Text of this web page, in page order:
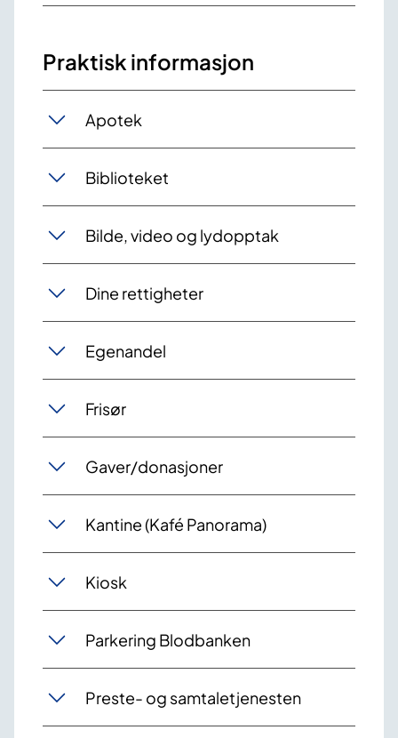
Praktisk informasjon
Apotek
Biblioteket
Bilde, video og lydopptak
Dine rettigheter
Egenandel
Frisør
Gaver/donasjoner
Kantine (Kafé Panorama)
Kiosk
Parkering Blodbanken
Preste- og samtaletjenesten